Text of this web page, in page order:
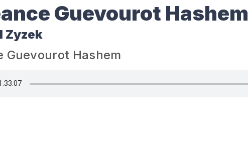
Guevourot Hashem
Zyzek
Guevourot Hashem